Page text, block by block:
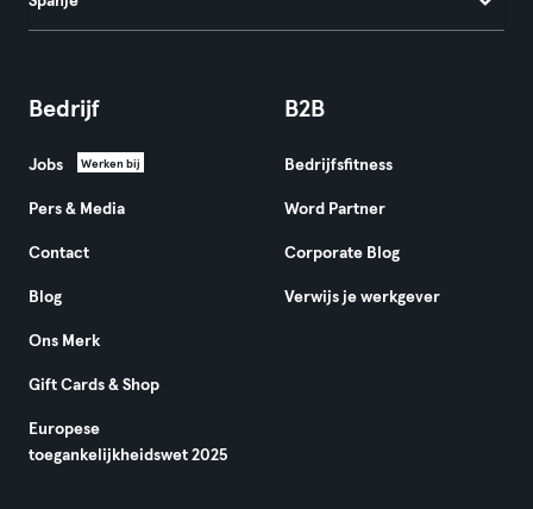
Bedrijf
Jobs Werken bij
Pers & Media
Contact
Blog
Ons Merk
Gift Cards & Shop
Europese
toegankelijkheidswet 2025
B2B
Bedrijfsfitness
Word Partner
Corporate Blog
Verwijs je werkgever